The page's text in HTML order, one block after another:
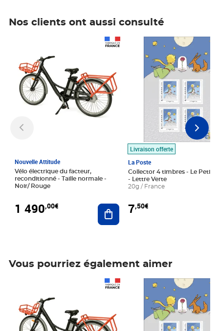
Nos clients ont aussi consulté
Nouvelle Attitude
Vélo électrique du facteur,
reconditionné - Taille normale -
Noir/ Rouge
1 490,00€ Ajouter au panier
Livraison offerte
La Poste
Collector 4 timbres - Le Petit
- Lettre Verte
20g / France
7,50€
Prix 7,50€
Vous pourriez également aimer
Prix 7,50€